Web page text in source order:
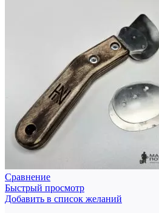
Сравнение
Быстрый просмотр
Добавить в список желаний